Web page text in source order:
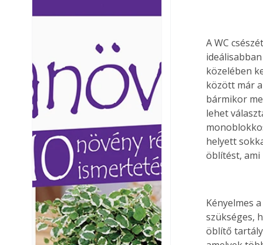
mert: – tA WC
közelében
között már
bármikor
lehet
helyett
öblítést,
Kényelmes
szükséges,
öblítő